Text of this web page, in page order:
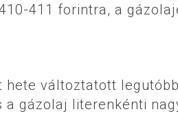
411 forintra, a
hete változtatott
a gázolaj literenkénti